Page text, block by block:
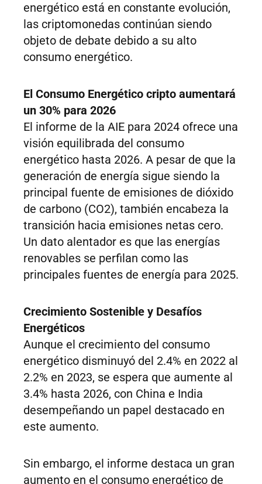
energético está en constante evolución,
las criptomonedas continúan siendo
objeto de debate debido a su alto
consumo energético.
El Consumo Energético cripto aumentará
un 30% para 2026
El informe de la AIE para 2024 ofrece una
visión equilibrada del consumo
energético hasta 2026. A pesar de que la
generación de energía sigue siendo la
principal fuente de emisiones de dióxido
de carbono (CO2), también encabeza la
transición hacia emisiones netas cero.
Un dato alentador es que las energías
renovables se perfilan como las
principales fuentes de energía para 2025.
Crecimiento Sostenible y Desafíos
Energéticos
Aunque el crecimiento del consumo
energético disminuyó del 2.4% en 2022 al
2.2% en 2023, se espera que aumente al
3.4% hasta 2026, con China e India
desempeñando un papel destacado en
este aumento.
Sin embargo, el informe destaca un gran
aumento en el consumo energético de